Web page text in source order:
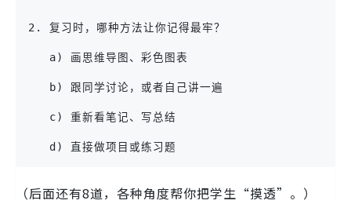
2. 复习时，哪种方法让你记得最牢？
   a) 画思维导图、彩色图表
   b) 跟同学讨论，或者自己讲一遍
   c) 重新看笔记、写总结
   d) 直接做项目或练习题
（后面还有8道，各种角度帮你把学生“摸透”。）